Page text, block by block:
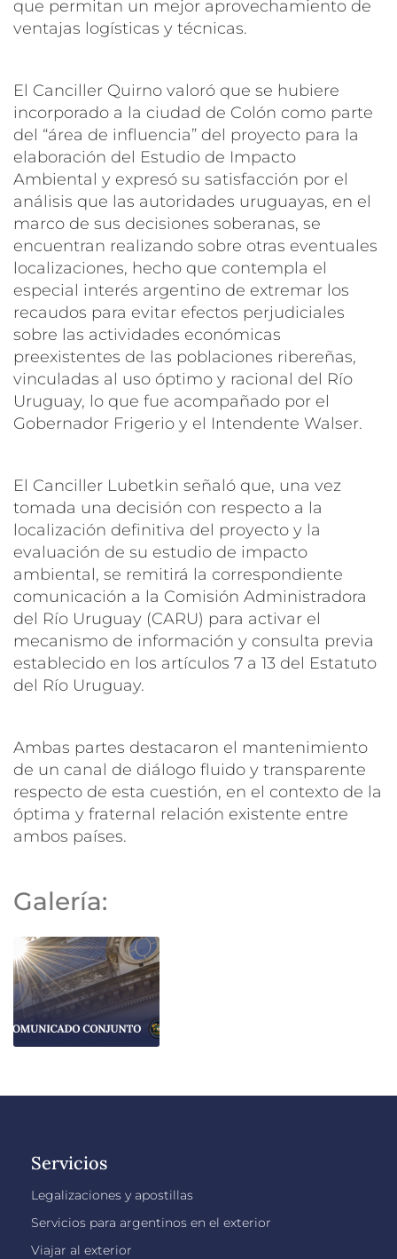
que permitan un mejor aprovechamiento de
ventajas logísticas y técnicas.
El Canciller Quirno valoró que se hubiere
incorporado a la ciudad de Colón como parte
del “área de influencia” del proyecto para la
elaboración del Estudio de Impacto
Ambiental y expresó su satisfacción por el
análisis que las autoridades uruguayas, en el
marco de sus decisiones soberanas, se
encuentran realizando sobre otras eventuales
localizaciones, hecho que contempla el
especial interés argentino de extremar los
recaudos para evitar efectos perjudiciales
sobre las actividades económicas
preexistentes de las poblaciones ribereñas,
vinculadas al uso óptimo y racional del Río
Uruguay, lo que fue acompañado por el
Gobernador Frigerio y el Intendente Walser.
El Canciller Lubetkin señaló que, una vez
tomada una decisión con respecto a la
localización definitiva del proyecto y la
evaluación de su estudio de impacto
ambiental, se remitirá la correspondiente
comunicación a la Comisión Administradora
del Río Uruguay (CARU) para activar el
mecanismo de información y consulta previa
establecido en los artículos 7 a 13 del Estatuto
del Río Uruguay.
Ambas partes destacaron el mantenimiento
de un canal de diálogo fluido y transparente
respecto de esta cuestión, en el contexto de la
óptima y fraternal relación existente entre
ambos países.
Galería:
Servicios
Legalizaciones y apostillas
Servicios para argentinos en el exterior
Viajar al exterior